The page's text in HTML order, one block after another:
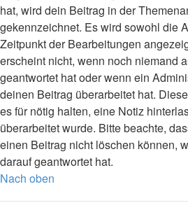
hat, wird dein Beitrag in der
gekennzeichnet. Es wird sowohl die
Zeitpunkt der Bearbeitungen
erscheint nicht, wenn noch niemand
geantwortet hat oder wenn ein
deinen Beitrag überarbeitet hat.
es für nötig halten, eine Notiz
überarbeitet wurde. Bitte beachte,
einen Beitrag nicht löschen können,
darauf geantwortet hat.
Nach oben